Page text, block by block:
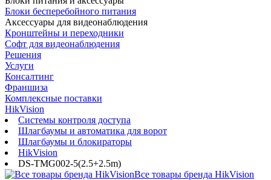
Блоки бесперебойного питания
Аксессуары для видеонаблюдения
Кронштейны и переходники
Софт для видеонаблюдения
Решения
Услуги
Консалтинг
Франшиза
Комплексные поставки
HikVision
Системы контроля доступа
Шлагбаумы и автоматика для ворот
Шлагбаумы и блокираторы
HikVision
DS-TMG002-5(2.5+2.5m)
Все товары бренда HikVision